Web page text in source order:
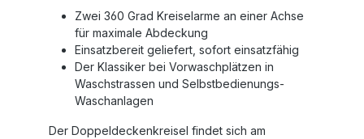
Zwei 360 Grad Kreiselarme an einer Achse
für maximale Abdeckung
Einsatzbereit geliefert, sofort einsatzfähig
Der Klassiker bei Vorwaschplätzen in
Waschstrassen und Selbstbedienungs-
Waschanlagen
Der Doppeldeckenkreisel findet sich am